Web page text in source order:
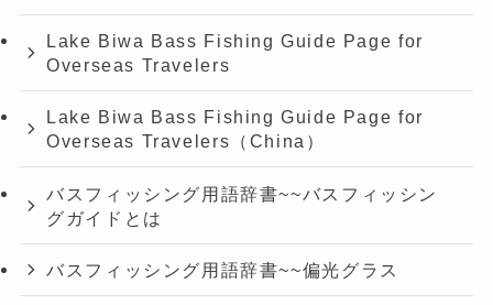
Lake Biwa Bass Fishing Guide Page for
Overseas Travelers
Lake Biwa Bass Fishing Guide Page for
Overseas Travelers（China）
バスフィッシング用語辞書~~バスフィッシン
グガイドとは
バスフィッシング用語辞書~~偏光グラス